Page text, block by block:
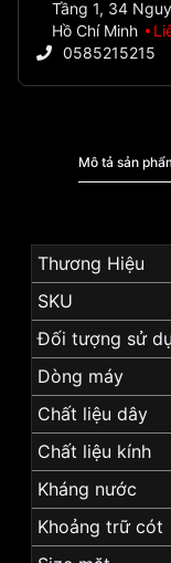
Tầng 1, 34
Hồ Chí Minh
0585215215
Mô tả sản
Thương Hiệu
SKU
Đối tượng sử
Dòng máy
Chất liệu dây
Chất liệu kính
Kháng nước
Khoảng trữ cót